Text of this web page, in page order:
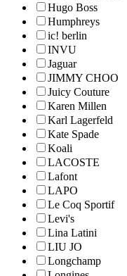
Hugo Boss
Humphreys
ic! berlin
INVU
Jaguar
JIMMY CHOO
Juicy Couture
Karen Millen
Karl Lagerfeld
Kate Spade
Koali
LACOSTE
Lafont
LAPO
Le Coq Sportif
Levi's
Lina Latini
LIU JO
Longchamp